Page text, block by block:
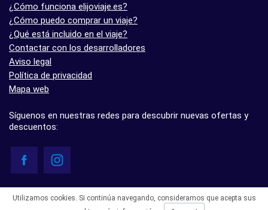
¿Cómo funciona elijoviaje.es?
¿Cómo puedo comprar un viaje?
¿Qué está incluido en el viaje?
Contactar con los desarrolladores
Aviso legal
Política de privacidad
Mapa web
Síguenos en nuestras redes para descubrir nuevas ofertas y
descuentos:
- 5.0 basado en 7 opiniones
Utilizamos cookies. Si continúa navegando, consideramos que acepta sus